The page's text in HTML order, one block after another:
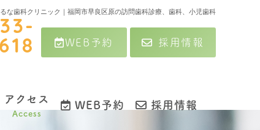
な歯科クリニック｜福岡市早良区原の訪問歯科診療、歯科、小児歯科
WEB予約 採用情報
アクセス
Access
WEB予約 採用情報